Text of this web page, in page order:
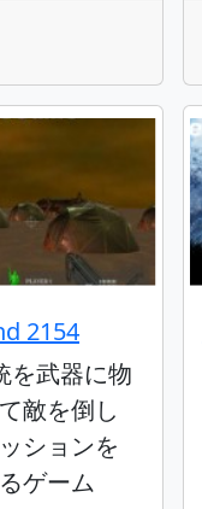
2154
を武器に物
敵を倒し
ションを
ゲーム